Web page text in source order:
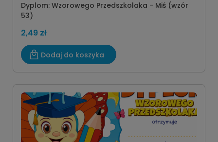
Dyplom: Wzorowego Przedszkolaka - Miś (wzór
53)
2,49 zł
Dodaj do koszyka